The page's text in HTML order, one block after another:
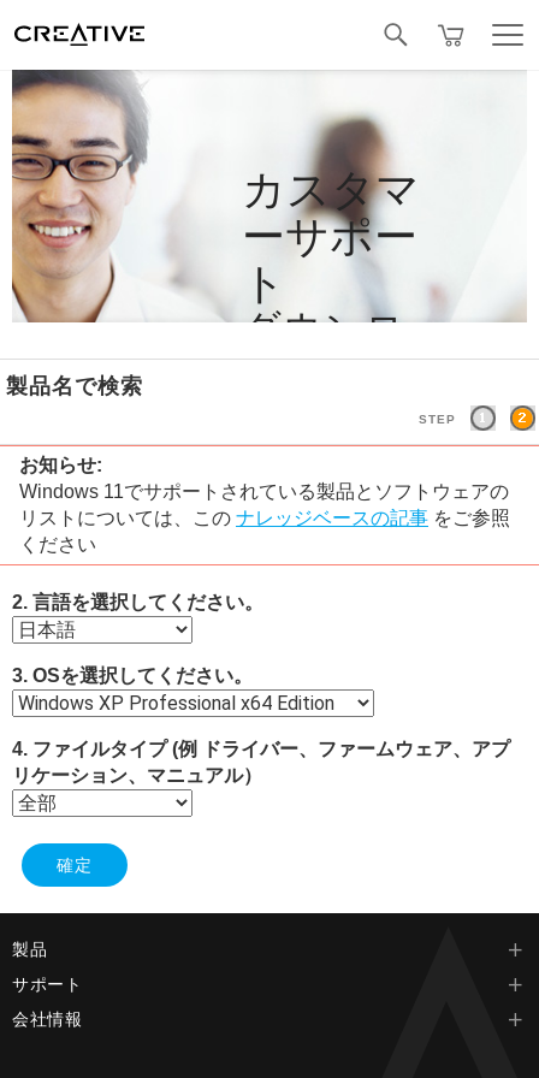
カスタマ
ーサポー
ト
ダウンロ
ード
製品名で検索
STEP
お知らせ:
Windows 11でサポートされている製品とソフトウェアの
リストについては、この ナレッジベースの記事 をご参照
ください
2. 言語を選択してください。
3. OSを選択してください。
4. ファイルタイプ (例 ドライバー、ファームウェア、アプ
リケーション、マニュアル）
Facebook
製品
サポート
会社情報